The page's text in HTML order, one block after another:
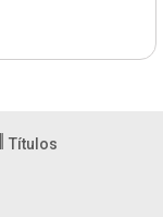
Títulos